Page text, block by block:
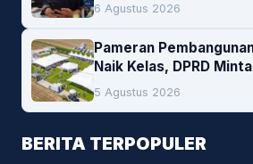
6 Agustus 2026
Pameran
Naik Kelas, DPRD
Lokal Jadi Prioritas
5 Agustus 2026
BERITA TERPOPULER